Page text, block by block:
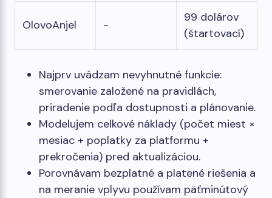
OlovoAnjel -
99 dolárov
(štartovací)
Najprv uvádzam nevyhnutné funkcie:
smerovanie založené na pravidlách,
priradenie podľa dostupnosti a plánovanie.
Modelujem celkové náklady (počet miest ×
mesiac + poplatky za platformu +
prekročenia) pred aktualizáciou.
Porovnávam bezplatné a platené riešenia a
na meranie vplyvu používam päťminútový